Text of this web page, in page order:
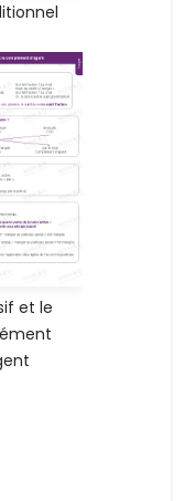
et le